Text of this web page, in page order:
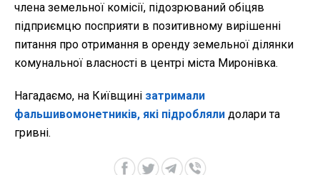
члена земельної комісії, підозрюваний обіцяв
підприємцю посприяти в позитивному вирішенні
питання про отримання в оренду земельної ділянки
комунальної власності в центрі міста Миронівка.
Нагадаємо, на Київщині затримали
фальшивомонетників, які підробляли долари та
гривні.